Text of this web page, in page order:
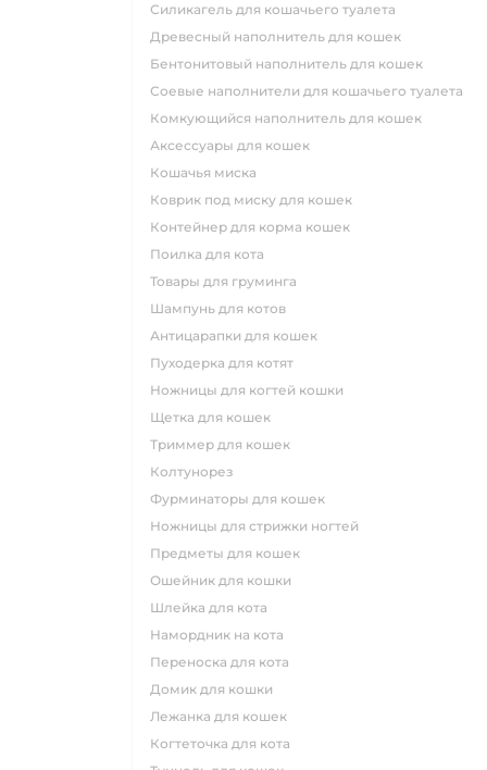
силикагель для кошачьего туалета
древесный наполнитель для кошек
бентонитовый наполнитель для кошек
соевые наполнители для кошачьего туалета
комкующийся наполнитель для кошек
аксессуары для кошек
кошачья миска
коврик под миску для кошек
контейнер для корма кошек
поилка для кота
товары для груминга
шампунь для котов
антицарапки для кошек
пуходерка для котят
ножницы для когтей кошки
щетка для кошек
триммер для кошек
колтунорез
фурминаторы для кошек
ножницы для стрижки ногтей
предметы для кошек
ошейник для кошки
шлейка для кота
намордник на кота
переноска для кота
домик для кошки
лежанка для кошек
когтеточка для кота